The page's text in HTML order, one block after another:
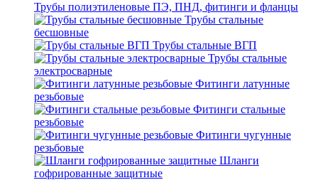
Трубы полиэтиленовые ПЭ, ПНД, фитинги и фланцы
Трубы стальные
бесшовные
Трубы стальные ВГП
Трубы стальные
электросварные
Фитинги латунные
резьбовые
Фитинги стальные
резьбовые
Фитинги чугунные
резьбовые
Шланги
гофрированные защитные